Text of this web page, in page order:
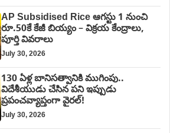
AP Subsidised Rice ఆగస్టు 1 నుంచి
రూ.50కే కేజీ బియ్యం – విక్రయ కేంద్రాలు,
పూర్తి వివరాలు
July 30, 2026
130 ఏళ్ల బానిసత్వానికి ముగింపు..
విదేశీయుడు చేసిన పని ఇప్పుడు
ప్రపంచవ్యాప్తంగా వైరల్!
July 30, 2026